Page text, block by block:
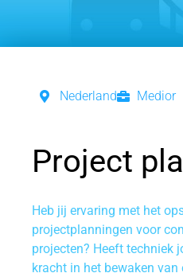
Nederland Medior
Project
Heb jij ervaring met het
projectplanningen voor
projecten? Heeft techniek
kracht in het bewaken